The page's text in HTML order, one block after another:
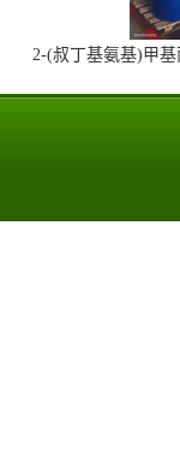
2-(叔丁基氨基)甲基